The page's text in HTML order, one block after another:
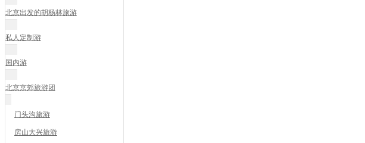
北京出发的胡杨林旅游
私人定制游
国内游
北京京郊旅游团
门头沟旅游
房山大兴旅游